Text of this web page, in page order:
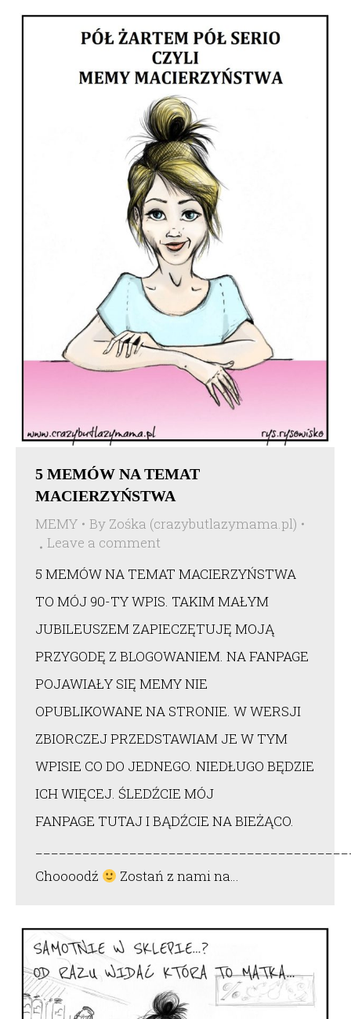
5 MEMÓW NA TEMAT
MACIERZYŃSTWA
MEMY By Zośka (crazybutlazymama.pl)
Leave a comment
5 MEMÓW NA TEMAT MACIERZYŃSTWA
TO MÓJ 90-TY WPIS. TAKIM MAŁYM
JUBILEUSZEM ZAPIECZĘTUJĘ MOJĄ
PRZYGODĘ Z BLOGOWANIEM. NA FANPAGE
POJAWIAŁY SIĘ MEMY NIE
OPUBLIKOWANE NA STRONIE. W WERSJI
ZBIORCZEJ PRZEDSTAWIAM JE W TYM
WPISIE CO DO JEDNEGO. NIEDŁUGO BĘDZIE
ICH WIĘCEJ. ŚLEDŹCIE MÓJ
FANPAGE TUTAJ I BĄDŹCIE NA BIEŻĄCO.
Choooodź
Zostań z nami na…